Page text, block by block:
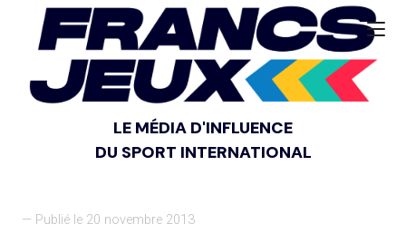
LE MÉDIA D'INFLUENCE
DU SPORT INTERNATIONAL
— Publié le 20 novembre 2013